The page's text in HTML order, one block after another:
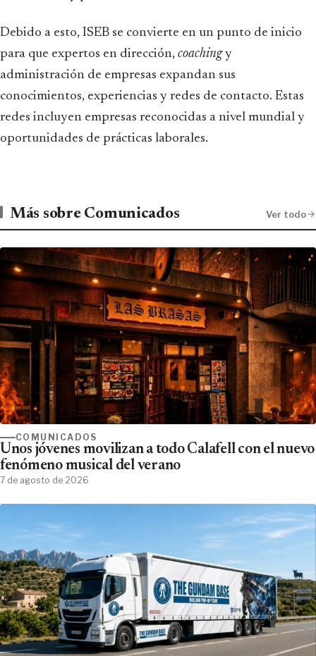
Debido a esto, ISEB se convierte en un punto de inicio
para que expertos en dirección, coachingy
administración de empresas expandan sus
conocimientos, experiencias y redes de contacto. Estas
redes incluyen empresas reconocidas a nivel mundial y
oportunidades de prácticas laborales.
Más sobre Comunicados Ver todo
COMUNICADOS
Unos jóvenes movilizan a todo Calafell con el nuevo
fenómeno musical del verano
7 de agosto de 2026